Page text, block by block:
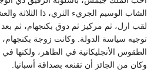
الشاب الوسيم الجريء الثري، ذا الثلاثة
توجيه سياسة الدولة. وكانت زوجة بكنجهام،
الطقوس الأنجليكانية في الظاهر، ولكنها في
وكان من الجائز أن تقنعه بصداقة أسبانيا.